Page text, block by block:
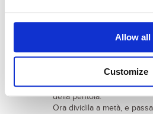
Allow all
Customize
ebollizione: l’acqua deve
minestra, per circa due
15 minuti, mescolando di
evitare che la minestra si
della pentola.
Ora dividila a metà, e